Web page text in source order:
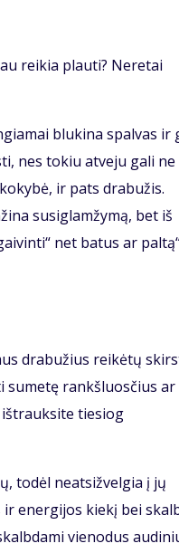
reikia plauti? Neretai
blukina spalvas ir
nes tokiu atveju gali ne
ir pats drabužis.
susiglamžymą, bet iš
net batus ar
drabužius reikėtų
sumetę rankšluosčius ar
tiesiog
todėl neatsižvelgia į jų
energijos kiekį bei
vienodus